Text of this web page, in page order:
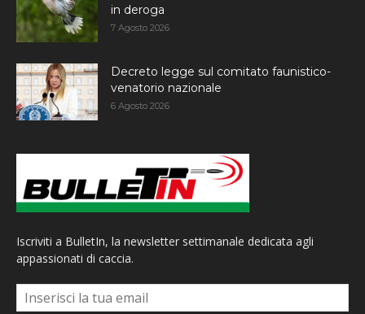
in deroga
7 Agosto 2026
Decreto legge sul comitato faunistico-
venatorio nazionale
6 Agosto 2026
Iscriviti a BulletIn, la newsletter settimanale dedicata agli
appassionati di caccia.